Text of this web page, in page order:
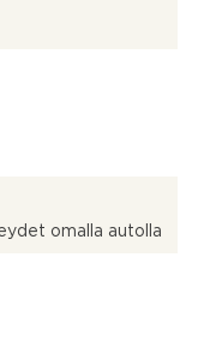
omalla autolla